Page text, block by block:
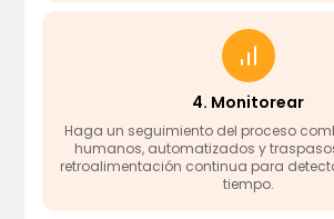
4. Monitorear
Haga un seguimiento del proceso
humanos, automatizados y
retroalimentación continua para
tiempo.